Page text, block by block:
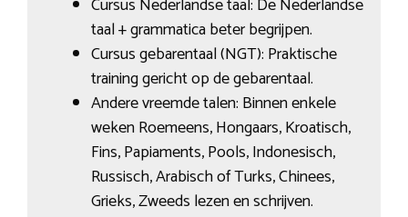
Cursus Nederlandse taal: De Nederlandse
taal + grammatica beter begrijpen.
Cursus gebarentaal (NGT): Praktische
training gericht op de gebarentaal.
Andere vreemde talen: Binnen enkele
weken Roemeens, Hongaars, Kroatisch,
Fins, Papiaments, Pools, Indonesisch,
Russisch, Arabisch of Turks, Chinees,
Grieks, Zweeds lezen en schrijven.